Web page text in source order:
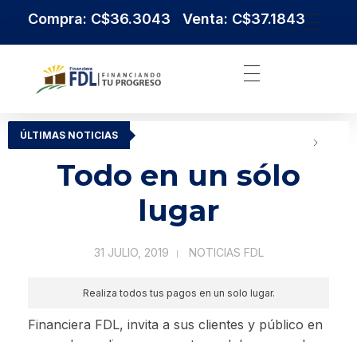
Compra: C$36.3043 Venta: C$37.1843
ÚLTIMAS NOTICIAS
Todo en un sólo
lugar
31 JULIO, 2019 NOTICIAS FDL
Realiza todos tus pagos en un solo lugar.
Financiera FDL, invita a sus clientes y público en